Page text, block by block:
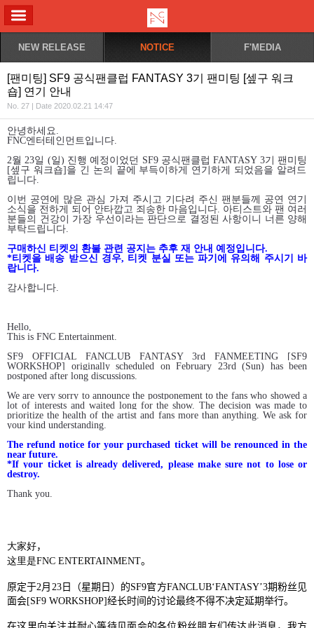
NEW RELEASE NOTICE F'MEDIA
[팬미팅] SF9 공식팬클럽 FANTASY 3기 팬미팅 [셒구 워크
숍] 연기 안내
No. 27 | Date 2020.02.21 14:47
안녕하세요.
FNC엔터테인먼트입니다.
2월23일 (일) 진행 예정이었던 SF9 공식팬클럽 FANTASY 3기 팬미팅
[셒구 워크숍] 을 긴 논의 끝에 부득이하게 연기하게 되었음을 알려드
립니다.
이번 공연에 많은 관심 가져 주시고 기다려 주신 팬분들께 공연 연기
소식을 전하게 되어 안타깝고 죄송한 마음입니다. 아티스트와 팬 여러
분들의 건강이 가장 우선이라는 판단으로 결정된 사항이니 너른 양해
부탁드립니다.
구매하신 티켓의 환불 관련 공지는 추후 재 안내 예정입니다.
*티켓을 배송 받으신 경우, 티켓 분실 또는 파기에 유의해 주시기 바
랍니다.
감사합니다.
Hello,
This is FNC Entertainment.
SF9 OFFICIAL FANCLUB FANTASY 3rd FANMEETING [SF9
WORKSHOP] originally scheduled on February 23rd (Sun) has been
postponed after long discussions.
We are very sorry to announce the postponement to the fans who showed a
lot of interests and waited long for the show. The decision was made to
prioritize the health of the artist and fans more than anything. We ask for
your kind understanding.
The refund notice for your purchased ticket will be renounced in the
near future.
*If your ticket is already delivered, please make sure not to lose or
destroy.
Thank you.
大家好，
这里是FNC ENTERTAINMENT。
原定于2月 23日（星期日）的SF9官方FANCLUB‘FANTASY’3期粉丝见
面会[SF9 WORKSHOP]经长时间的讨论最终不得不决定延期举行。